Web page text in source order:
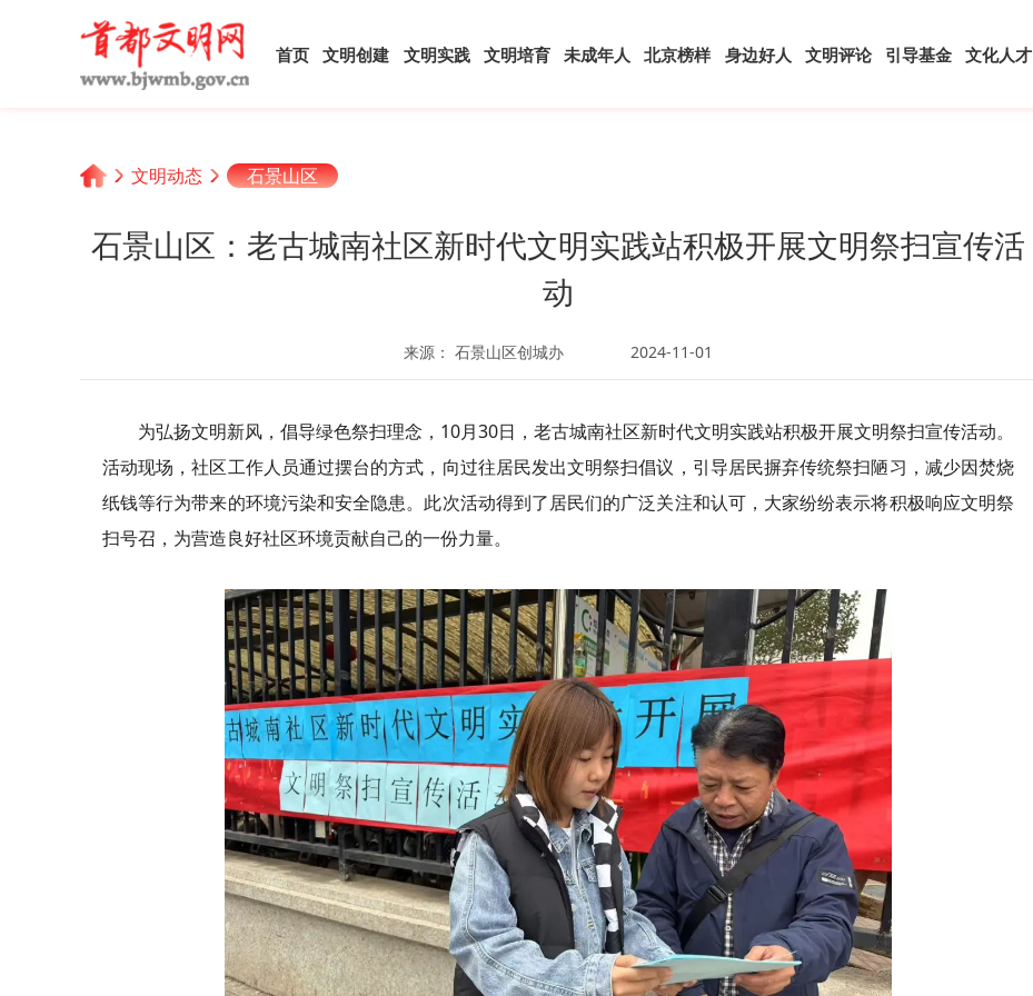
首页 文明创建 文明实践 文明培育 未成年人 北京榜样 身边好人 文明评论 引导基金 文化人才
文明动态 石景山区
石景山区：老古城南社区新时代文明实践站积极开展文明祭扫宣传活
动
来源： 石景山区创城办 2024-11-01
为弘扬文明新风，倡导绿色祭扫理念，10月30日，老古城南社区新时代文明实践站积极开展文明祭扫宣传活动。
活动现场，社区工作人员通过摆台的方式，向过往居民发出文明祭扫倡议，引导居民摒弃传统祭扫陋习，减少因焚烧
纸钱等行为带来的环境污染和安全隐患。此次活动得到了居民们的广泛关注和认可，大家纷纷表示将积极响应文明祭
扫号召，为营造良好社区环境贡献自己的一份力量。